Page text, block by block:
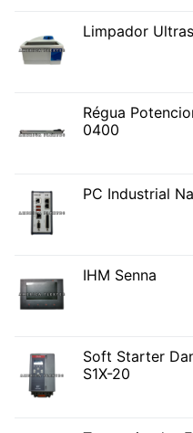
Limpador
Régua
0400
PC Industrial
IHM Senna
Soft Starter
S1X-20